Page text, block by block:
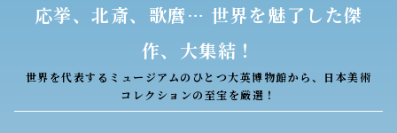
応挙、北斎、歌麿… 世界を魅了した傑
作、大集結！
世界を代表するミュージアムのひとつ大英博物館から、日本美術
コレクションの至宝を厳選！